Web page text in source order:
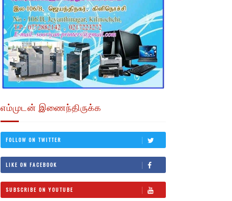
எம்முடன் இணைந்திருக்க
FOLLOW ON TWITTER
LIKE ON FACEBOOK
SUBSCRIBE ON YOUTUBE